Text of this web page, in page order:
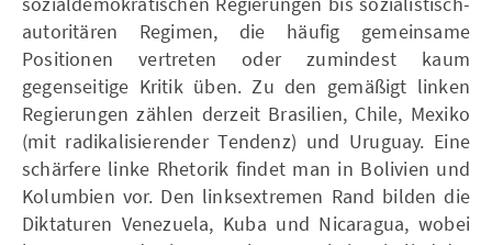
autoritären Regimen, die häufig gemeinsame
Positionen vertreten oder zumindest kaum
gegenseitige Kritik üben. Zu den gemäßigt linken
Regierungen zählen derzeit Brasilien, Chile, Mexiko
(mit radikalisierender Tendenz) und Uruguay. Eine
schärfere linke Rhetorik findet man in Bolivien und
Kolumbien vor. Den linksextremen Rand bilden die
Diktaturen Venezuela, Kuba und Nicaragua, wobei